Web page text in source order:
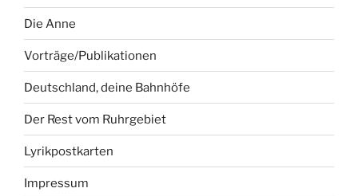
Die Anne
Vorträge/Publikationen
Deutschland, deine Bahnhöfe
Der Rest vom Ruhrgebiet
Lyrikpostkarten
Impressum